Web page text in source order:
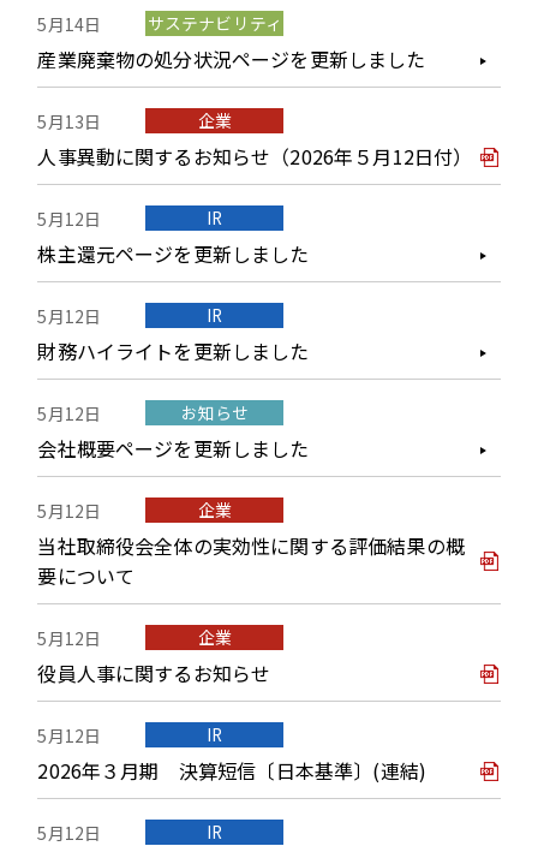
5月14日 サステナビリティ
産業廃棄物の処分状況ページを更新しました
5月13日 企業
人事異動に関するお知らせ（2026年５月12日付）
5月12日 IR
株主還元ページを更新しました
5月12日 IR
財務ハイライトを更新しました
5月12日 お知らせ
会社概要ページを更新しました
5月12日 企業
当社取締役会全体の実効性に関する評価結果の概
要について
5月12日 企業
役員人事に関するお知らせ
5月12日 IR
2026年３月期 決算短信〔日本基準〕(連結)
5月12日 IR